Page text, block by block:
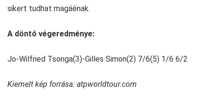
sikert tudhat magáénak.
A döntő végeredménye:
Jo-Wilfried Tsonga(3)-Gilles Simon(2) 7/6(5) 1/6 6/2
Kiemelt kép forrása: atpworldtour.com